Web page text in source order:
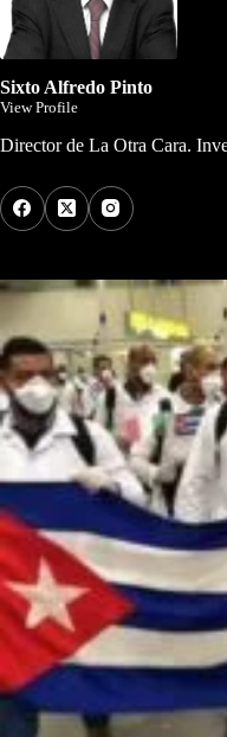
Sixto Alfredo Pinto
View Profile
Director de La Otra Cara.